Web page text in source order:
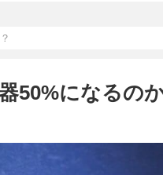
50%になるの